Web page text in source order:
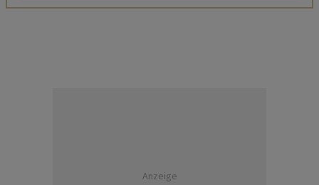
Anzeige